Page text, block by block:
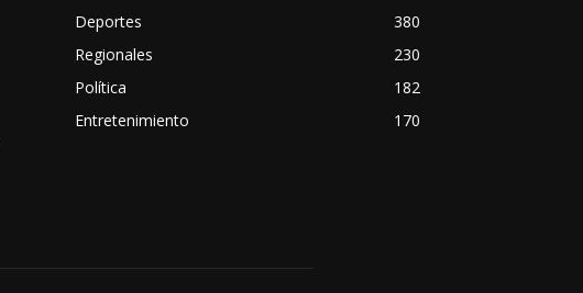
Deportes
380
Regionales
230
Política
182
Entretenimiento
170